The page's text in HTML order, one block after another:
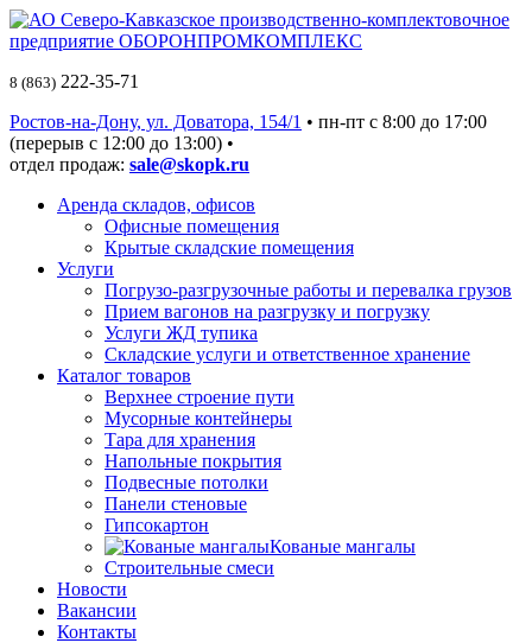
8 (863) 222-35-71
Ростов-на-Дону, ул. Доватора, 154/1 • пн-пт c 8:00 до 17:00
(перерыв с 12:00 до 13:00) •
отдел продаж: sale@skopk.ru
Аренда складов, офисов
Офисные помещения
Крытые складские помещения
Услуги
Погрузо-разгрузочные работы и перевалка грузов
Прием вагонов на разгрузку и погрузку
Услуги ЖД тупика
Складские услуги и ответственное хранение
Каталог товаров
Верхнее строение пути
Мусорные контейнеры
Тара для хранения
Напольные покрытия
Подвесные потолки
Панели стеновые
Гипсокартон
Кованые мангалы
Строительные смеси
Новости
Вакансии
Контакты